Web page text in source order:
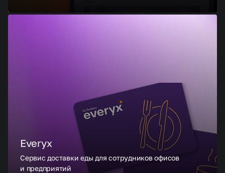
Everyx
Сервис доставки еды для сотрудников офисов
и предприятий